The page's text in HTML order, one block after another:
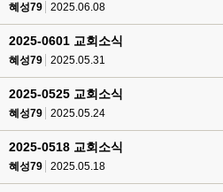
혜성79 2025.06.08
2025-0601 교회소식
혜성79 2025.05.31
2025-0525 교회소식
혜성79 2025.05.24
2025-0518 교회소식
혜성79 2025.05.18